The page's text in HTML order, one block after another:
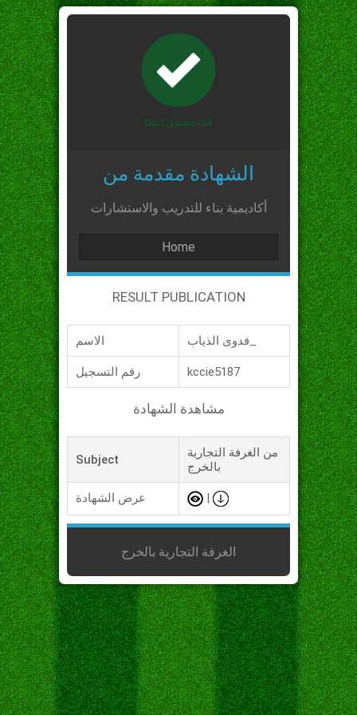
الشهادة مقدمة من
أكاديمية بناء للتدريب والاستشارات
Home
RESULT PUBLICATION
الاسم
رقم التسجيل kccie5187
مشاهدة الشهادة
Subject
من الغرفة التجارية
بالخرج
عرض الشهادة
الغرفة التجارية بالخرج